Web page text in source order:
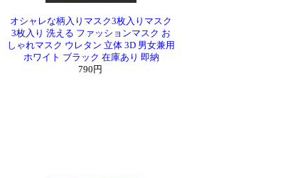
オシャレな柄入りマスク3枚入りマスク
3枚入り 洗える ファッションマスク お
しゃれマスク ウレタン 立体 3D 男女兼用
ホワイト ブラック 在庫あり 即納
790円